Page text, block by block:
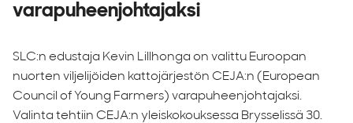
varapuheenjohtajaksi
SLC:n edustaja Kevin Lillhonga on valittu Euroopan
nuorten viljelijöiden kattojärjestön CEJA:n (European
Council of Young Farmers) varapuheenjohtajaksi.
Valinta tehtiin CEJA:n yleiskokouksessa Brysselissä 30.